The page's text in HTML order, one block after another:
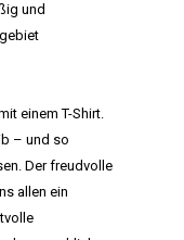
und
einem T-Shirt.
– und so
Der freudvolle
allen ein